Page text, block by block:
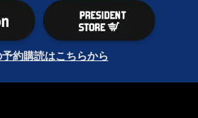
約購読はこちらから